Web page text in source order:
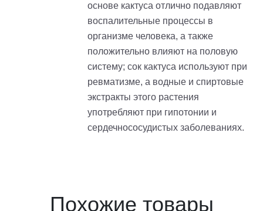
основе кактуса отлично подавляют
воспалительные процессы в
организме человека, а также
положительно влияют на половую
систему; сок кактуса используют при
ревматизме, а водные и спиртовые
экстракты этого растения
употребляют при гипотонии и
сердечнососудистых заболеваниях.
Похожие товары